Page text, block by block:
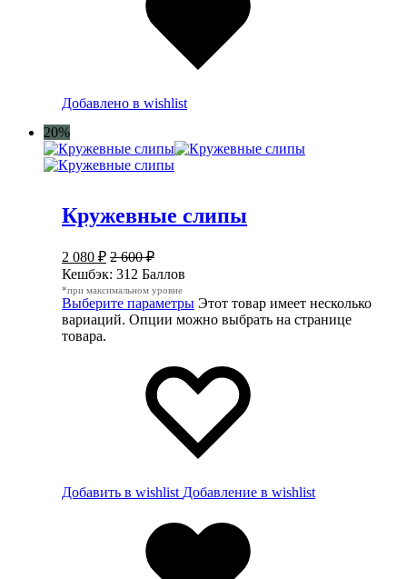
Добавлено в wishlist
20%
Кружевные слипы
2 080 ₽ 2 600₽
Кешбэк: 312 Баллов
*при максимальном уровне
Выберите параметры Этот товар имеет несколько
вариаций. Опции можно выбрать на странице
товара.
Добавить в wishlist Добавление в wishlist